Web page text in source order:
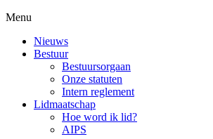
Menu
Nieuws
Bestuur
Bestuursorgaan
Onze statuten
Intern reglement
Lidmaatschap
Hoe word ik lid?
AIPS